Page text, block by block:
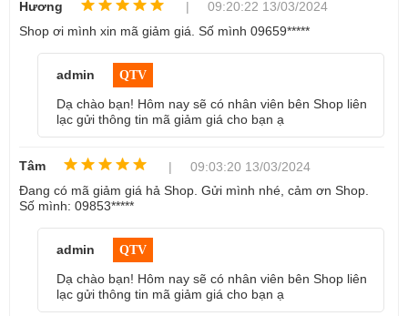
Mua Samsung cũ rất nhiều rủi ro trong quá trình sử dụng sẽ có
phát sinh. Vì vậy tại didongthongminh luôn phải chắc chắn đảm
bảo chất lượng từ khâu nhập hàng về bán.
Nguồn gốc, xuất xứ rõ ràng
Cam kết hàng zin chuẩn, hình thức đẹp như mới
Bảo hành 6 tháng toàn diện chưa bao gồm nguồn & màn
hình
trong 12 tháng, tặng sạc cable nhanh samsung 25W
Đặc điểm nổi bật của Samsung
Hương
| 09:20:22 13/03/2024
Shop ơi mình xin mã giảm giá. Số mình 09659*****
admin QTV
Dạ chào bạn! Hôm nay sẽ có nhân viên bên Shop liên
lạc gửi thông tin mã giảm giá cho bạn ạ
Tâm
| 09:03:20 13/03/2024
Đang có mã giảm giá hả Shop. Gửi mình nhé, cảm ơn Shop.
Số mình: 09853*****
admin QTV
Dạ chào bạn! Hôm nay sẽ có nhân viên bên Shop liên
lạc gửi thông tin mã giảm giá cho bạn ạ